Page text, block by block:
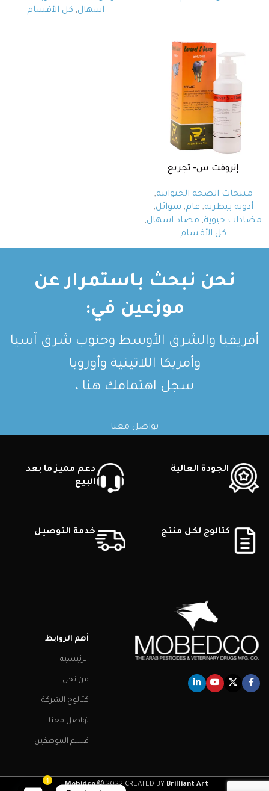
اسهال, كل الأقسام
إنروفت س- تجريع
منتجات الصحة الحيوانية,
أدوية بيطرية, عام, سوائل,
مضادات حيوية, مضاد اسهال,
كل الأقسام
نحن نبحث باستمرار عن
موزعين في:
أفريقيا والشرق الأوسط وجنوب شرق آسيا
وأمريكا اللاتينية وأوروبا
سجل اهتمامك هنا ،
تواصل معنا
الجودة العالية
دعم مميز ما بعد
البيع
كتالوج لكل منتج خدمة التوصيل
أهم الروابط
الرئيسية
من نحن
كتالوج الشركة
تواصل معنا
قسم الموظفين
Mobidco 2022 CREATED BY Brilliant Art
.
1